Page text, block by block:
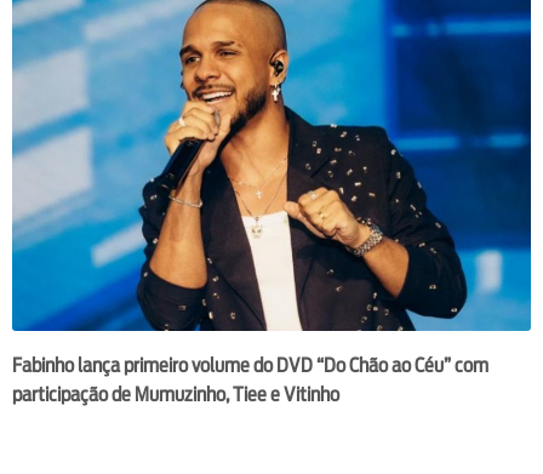
Fabinho lança primeiro volume do DVD “Do Chão ao Céu” com
participação de Mumuzinho, Tiee e Vitinho